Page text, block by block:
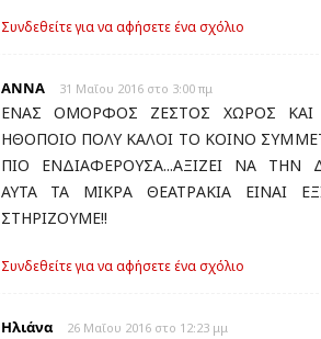
Συνδεθείτε για να αφήσετε ένα σχόλιο
ΑΝΝΑ 31 Μαΐου 2016 στο 3:00 πμ
ΕΝΑΣ ΟΜΟΡΦΟΣ ΖΕΣΤΟΣ ΧΩΡΟΣ ΚΑΙ
ΗΘΟΠΟΙΟ ΠΟΛΥ ΚΑΛΟΙ ΤΟ ΚΟΙΝΟ
ΠΙΟ ΕΝΔΙΑΦΕΡΟΥΣΑ...ΑΞΙΖΕΙ ΝΑ ΤΗΝ
ΑΥΤΑ ΤΑ ΜΙΚΡΑ ΘΕΑΤΡΑΚΙΑ ΕΙΝΑΙ
ΣΤΗΡΙΖΟΥΜΕ!!
Συνδεθείτε για να αφήσετε ένα σχόλιο
Ηλιάνα 26 Μαΐου 2016 στο 12:23 μμ